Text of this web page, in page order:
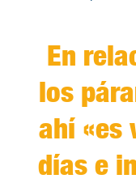
En
los
ahí «es
días e